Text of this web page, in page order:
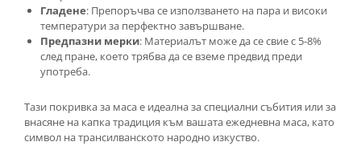
Гладене: Препоръчва се използването на пара и високи
температури за перфектно завършване.
Предпазни мерки: Материалът може да се свие с 5-8%
след пране, което трябва да се вземе предвид преди
употреба.
Тази покривка за маса е идеална за специални събития или за
внасяне на капка традиция към вашата ежедневна маса, като
символ на трансилванското народно изкуство.